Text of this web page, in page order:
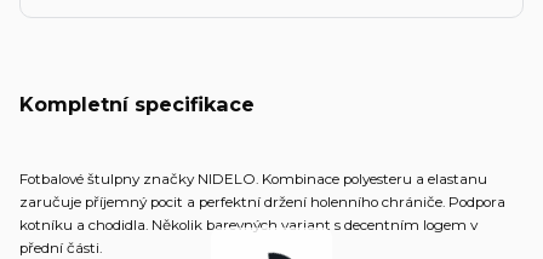
Kompletní specifikace
Fotbalové štulpny značky NIDELO. Kombinace polyesteru a elastanu
zaručuje příjemný pocit a perfektní držení holenního chrániče. Podpora
kotníku a chodidla. Několik barevných variant s decentním logem v
přední části.